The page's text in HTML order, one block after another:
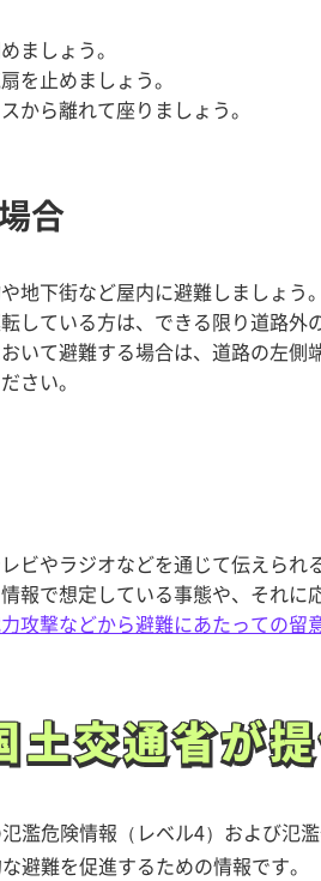
ましょう。
を止めましょう。
から離れて座りましょう。
合
地下街など屋内に避難しましょう。
している方は、できる限り道路外
いて避難する場合は、道路の左
さい。
ビやラジオなどを通じて伝えられ
報で想定している事態や、それ
攻撃などから避難にあたっての留
土交通省が
土交通省が
濫危険情報（レベル4）および氾
避難を促進するための情報です。